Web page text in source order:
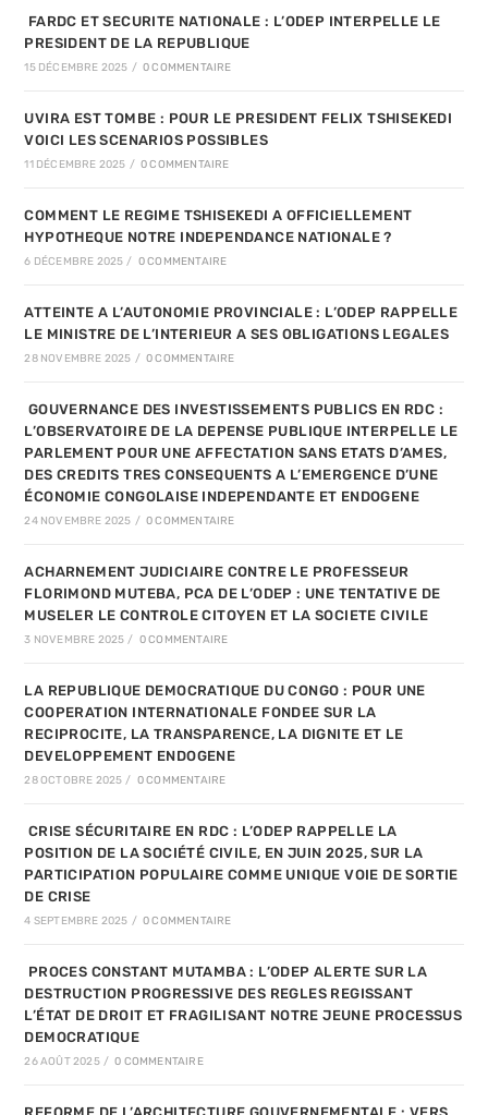
FARDC ET SECURITE NATIONALE : L’ODEP INTERPELLE LE
PRESIDENT DE LA REPUBLIQUE
15 DÉCEMBRE 2025 / 0 COMMENTAIRE
UVIRA EST TOMBE : POUR LE PRESIDENT FELIX TSHISEKEDI
VOICI LES SCENARIOS POSSIBLES
11 DÉCEMBRE 2025 / 0 COMMENTAIRE
COMMENT LE REGIME TSHISEKEDI A OFFICIELLEMENT
HYPOTHEQUE NOTRE INDEPENDANCE NATIONALE ?
6 DÉCEMBRE 2025 / 0 COMMENTAIRE
ATTEINTE A L’AUTONOMIE PROVINCIALE : L’ODEP RAPPELLE
LE MINISTRE DE L’INTERIEUR A SES OBLIGATIONS LEGALES
28 NOVEMBRE 2025 / 0 COMMENTAIRE
GOUVERNANCE DES INVESTISSEMENTS PUBLICS EN RDC :
L’OBSERVATOIRE DE LA DEPENSE PUBLIQUE INTERPELLE LE
PARLEMENT POUR UNE AFFECTATION SANS ETATS D’AMES,
DES CREDITS TRES CONSEQUENTS A L’EMERGENCE D’UNE
ÉCONOMIE CONGOLAISE INDEPENDANTE ET ENDOGENE
24 NOVEMBRE 2025 / 0 COMMENTAIRE
ACHARNEMENT JUDICIAIRE CONTRE LE PROFESSEUR
FLORIMOND MUTEBA, PCA DE L’ODEP : UNE TENTATIVE DE
MUSELER LE CONTROLE CITOYEN ET LA SOCIETE CIVILE
3 NOVEMBRE 2025 / 0 COMMENTAIRE
LA REPUBLIQUE DEMOCRATIQUE DU CONGO : POUR UNE
COOPERATION INTERNATIONALE FONDEE SUR LA
RECIPROCITE, LA TRANSPARENCE, LA DIGNITE ET LE
DEVELOPPEMENT ENDOGENE
28 OCTOBRE 2025 / 0 COMMENTAIRE
CRISE SÉCURITAIRE EN RDC : L’ODEP RAPPELLE LA
POSITION DE LA SOCIÉTÉ CIVILE, EN JUIN 2025, SUR LA
PARTICIPATION POPULAIRE COMME UNIQUE VOIE DE SORTIE
DE CRISE
4 SEPTEMBRE 2025 / 0 COMMENTAIRE
PROCES CONSTANT MUTAMBA : L’ODEP ALERTE SUR LA
DESTRUCTION PROGRESSIVE DES REGLES REGISSANT
L’ÉTAT DE DROIT ET FRAGILISANT NOTRE JEUNE PROCESSUS
DEMOCRATIQUE
26 AOÛT 2025 / 0 COMMENTAIRE